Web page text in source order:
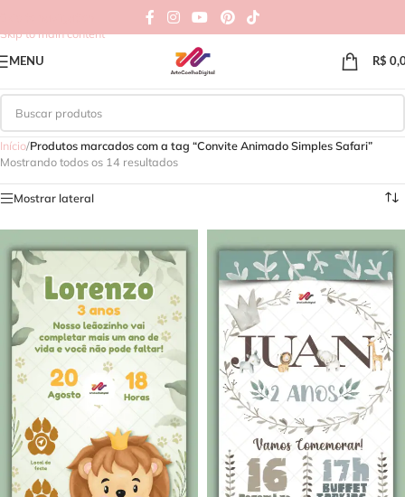
Skip to main content
MENU R$
Início/Produtos marcados com a tag “Convite Animado Simples Safari”
Mostrando todos os 14 resultados
Mostrar lateral